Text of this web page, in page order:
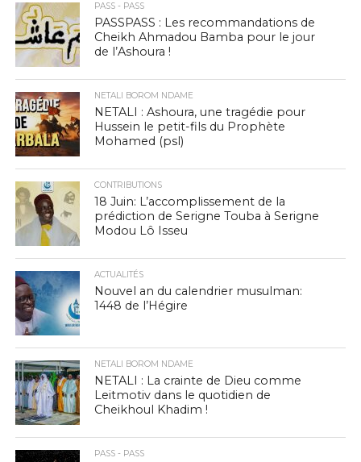
PASS - PASS
PASSPASS : Les recommandations de
Cheikh Ahmadou Bamba pour le jour
de l’Ashoura !
NETALI BOROM NDAME
NETALI : Ashoura, une tragédie pour
Hussein le petit-fils du Prophète
Mohamed (psl)
CONTRIBUTIONS
18 Juin: L’accomplissement de la
prédiction de Serigne Touba à Serigne
Modou Lô Isseu
ACTUALITÉS
Nouvel an du calendrier musulman:
1448 de l’Hégire
NETALI BOROM NDAME
NETALI : La crainte de Dieu comme
Leitmotiv dans le quotidien de
Cheikhoul Khadim !
PASS - PASS